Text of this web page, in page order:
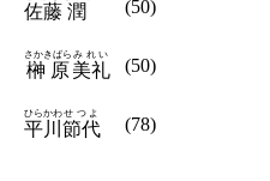
佐藤 潤 (50)
榊原
さかきばら
美礼
みれい
(50)
平川
ひらかわ
節代
せつよ
(78)